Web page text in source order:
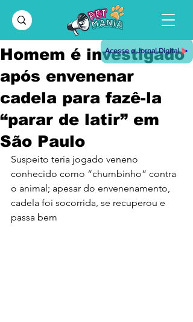
Acesse o Jornal Digital
Homem é investigado
após envenenar
cadela para fazê-la
“parar de latir” em
São Paulo
Suspeito teria jogado veneno
conhecido como “chumbinho” contra
o animal; apesar do envenenamento,
cadela foi socorrida, se recuperou e
passa bem